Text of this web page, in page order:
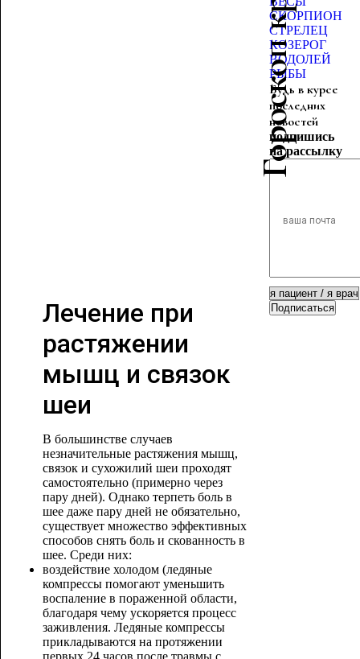
Лечение при
растяжении
мышц и связок
шеи
В большинстве случаев
незначительные растяжения мышц,
связок и сухожилий шеи проходят
самостоятельно (примерно через
пару дней). Однако терпеть боль в
шее даже пару дней не обязательно,
существует множество эффективных
способов снять боль и скованность в
шее. Среди них:
воздействие холодом (ледяные
компрессы помогают уменьшить
воспаление в пораженной области,
благодаря чему ускоряется процесс
заживления. Ледяные компрессы
прикладываются на протяжении
первых 24 часов после травмы с
СКОРПИОН
СТРЕЛЕЦ
КОЗЕРОГ
ВОДОЛЕЙ
РЫБЫ
Будь в курсе
последних
новостей
подпишись
на рассылку
Подписаться